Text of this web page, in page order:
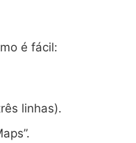
é fácil:
linhas).